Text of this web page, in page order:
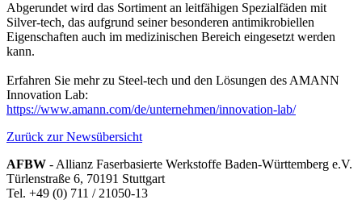
Abgerundet wird das Sortiment an leitfähigen Spezialfäden mit
Silver-tech, das aufgrund seiner besonderen antimikrobiellen
Eigenschaften auch im medizinischen Bereich eingesetzt werden
kann.
Erfahren Sie mehr zu Steel-tech und den Lösungen des AMANN
Innovation Lab:
https://www.amann.com/de/unternehmen/innovation-lab/
Zurück zur Newsübersicht
AFBW - Allianz Faserbasierte Werkstoffe Baden-Württemberg e.V.
Türlenstraße 6, 70191 Stuttgart
Tel. +49 (0) 711 / 21050-13